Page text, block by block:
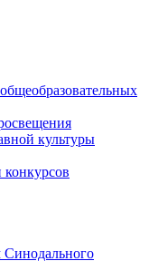
культуры
Синодального